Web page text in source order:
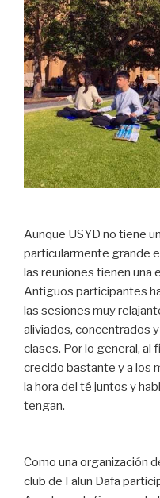
Aunque USYD no tiene
particularmente grande
las reuniones tienen una
Antiguos participantes
las sesiones muy
aliviados, concentrados
clases. Por lo general, al
crecido bastante y a los
la hora del té juntos y
tengan.
Como una organización
club de Falun Dafa